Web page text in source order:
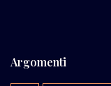
Argomenti